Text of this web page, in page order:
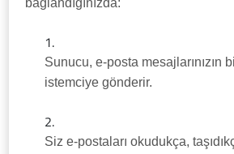
bağlandığınızda:
Sunucu, e-posta mesajlarınızın
istemciye gönderir.
Siz e-postaları okudukça,